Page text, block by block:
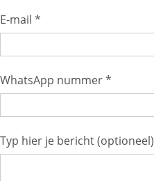
E-mail *
WhatsApp nummer *
Typ hier je bericht (optioneel)